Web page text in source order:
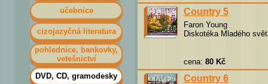
Country 5
Faron Young
Diskotéka Mladého
cena: 80 Kč
Country 6
učebnice
cizojazyčná literatura
pohlednice, bankovky,
vetešnictví
DVD, CD, gramodesky